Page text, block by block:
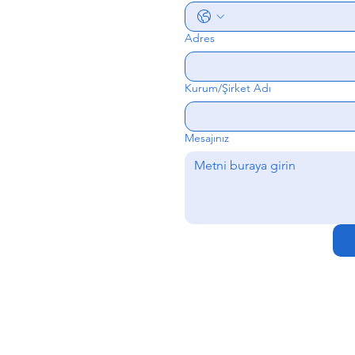
Adres
Kurum/Şirket Adı
Mesajınız